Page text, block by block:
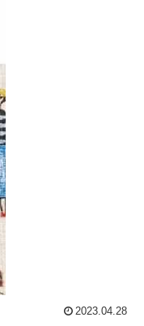
2023.04.28